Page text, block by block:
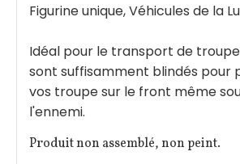
Figurine unique, Véhicules de la
Idéal pour le transport de
sont suffisamment blindés pour
vos troupe sur le front même
l'ennemi.
Produit non assemblé, non peint.